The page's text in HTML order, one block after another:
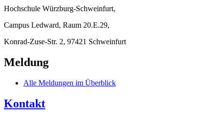
Hochschule Würzburg-Schweinfurt,
Campus Ledward, Raum 20.E.29,
Konrad-Zuse-Str. 2, 97421 Schweinfurt
Meldung
Alle Meldungen im Überblick
Kontakt